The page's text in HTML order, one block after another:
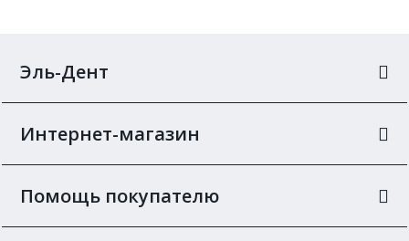
Эль-Дент
Интернет-магазин
Помощь покупателю